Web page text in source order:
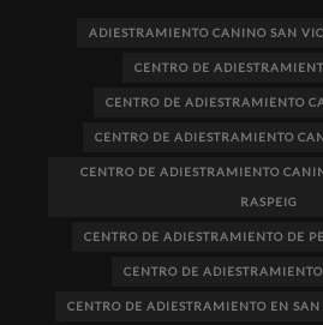
ADIESTRAMIENTO CANINO SAN
CENTRO DE
CENTRO DE ADIESTRAMIENTO
CENTRO DE ADIESTRAMIENTO
CENTRO DE ADIESTRAMIENTO
RASPEIG
CENTRO DE ADIESTRAMIENTO DE
CENTRO DE
CENTRO DE ADIESTRAMIENTO EN